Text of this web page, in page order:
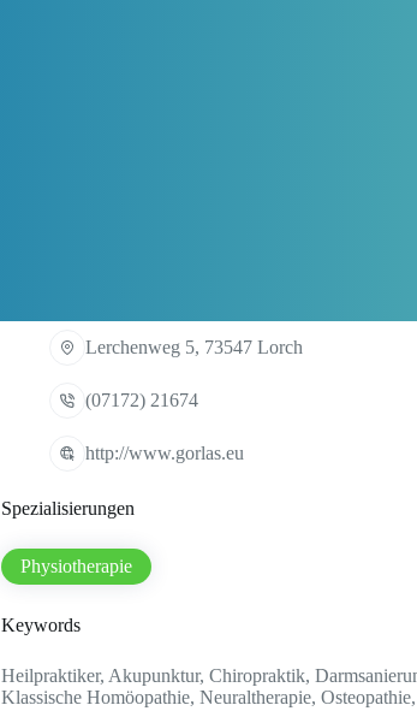
Lerchenweg 5, 73547 Lorch
(07172) 21674
http://www.gorlas.eu
Spezialisierungen
Physiotherapie
Keywords
Heilpraktiker, Akupunktur, Chiropraktik,
Klassische Homöopathie, Neuraltherapie,